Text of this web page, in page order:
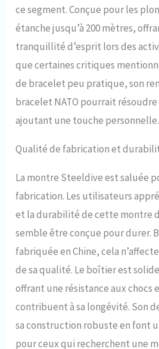
réunions.
diplôme,
mariage et
ce segment. Conçue pour les
étanche jusqu’à 200 mètres,
tranquillité d’esprit lors des
que certaines critiques
de bracelet peu pratique, son
bracelet NATO pourrait
ajoutant une touche personnelle.
Qualité de fabrication et
La montre Steeldive est saluée
fabrication. Les utilisateurs
et la durabilité de cette montre
semble être conçue pour durer.
fabriquée en Chine, cela
de sa qualité. Le boîtier est
offrant une résistance aux chocs
contribuent à sa longévité. Son
sa construction robuste en font
pour ceux qui recherchent une